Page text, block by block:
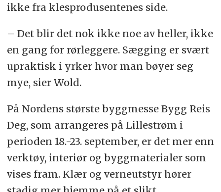
ikke fra klesprodusentenes side.
– Det blir det nok ikke noe av heller, ikke
en gang for rørleggere. Sægging er svært
upraktisk i yrker hvor man bøyer seg
mye, sier Wold.
På Nordens største byggmesse Bygg Reis
Deg, som arrangeres på Lillestrøm i
perioden 18.-23. september, er det mer enn
verktøy, interiør og byggmaterialer som
vises fram. Klær og verneutstyr hører